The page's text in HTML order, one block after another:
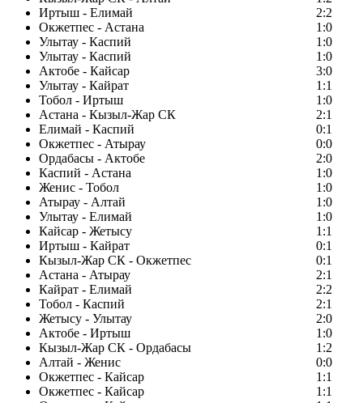
Иртыш - Елимай
2:2
Окжетпес - Астана
1:0
Улытау - Каспий
1:0
Улытау - Каспий
1:0
Актобе - Кайсар
3:0
Улытау - Кайрат
1:1
Тобол - Иртыш
1:0
Астана - Кызыл-Жар СК
2:1
Елимай - Каспий
0:1
Окжетпес - Атырау
0:0
Ордабасы - Актобе
2:0
Каспий - Астана
1:0
Женис - Тобол
1:0
Атырау - Алтай
1:0
Улытау - Елимай
1:0
Кайсар - Жетысу
1:1
Иртыш - Кайрат
0:1
Кызыл-Жар СК - Окжетпес
0:1
Астана - Атырау
2:1
Кайрат - Елимай
2:2
Тобол - Каспий
2:1
Жетысу - Улытау
2:0
Актобе - Иртыш
1:0
Кызыл-Жар СК - Ордабасы
1:2
Алтай - Женис
0:0
Окжетпес - Кайсар
1:1
Окжетпес - Кайсар
1:1